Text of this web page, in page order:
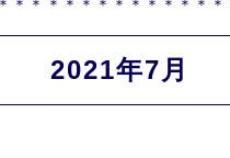
＊＊＊＊＊＊＊＊＊＊＊＊＊
2021年7月